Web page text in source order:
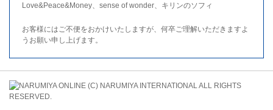
Love&Peace&Money、sense of wonder、キリンのソフィ
お客様にはご不便をおかけいたしますが、何卒ご理解いただきますよ
うお願い申し上げます。